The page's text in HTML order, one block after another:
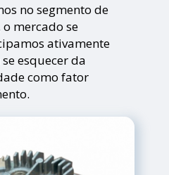
no segmento de
o mercado se
ativamente
esquecer da
como fator